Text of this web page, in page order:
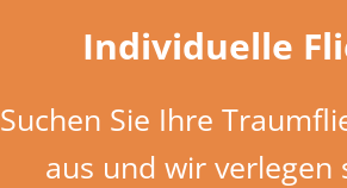
Individuelle
Suchen Sie Ihre
aus und wir verlegen